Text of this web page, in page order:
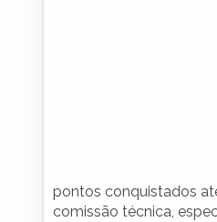
pontos conquistados
comissão técnica,